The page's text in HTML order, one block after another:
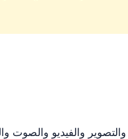
والفيديو والصوت